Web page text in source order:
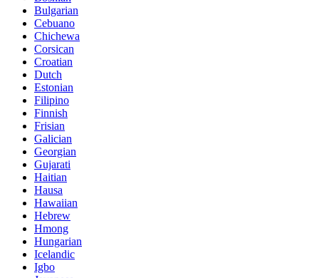
Bulgarian
Cebuano
Chichewa
Corsican
Croatian
Dutch
Estonian
Filipino
Finnish
Frisian
Galician
Georgian
Gujarati
Haitian
Hausa
Hawaiian
Hebrew
Hmong
Hungarian
Icelandic
Igbo